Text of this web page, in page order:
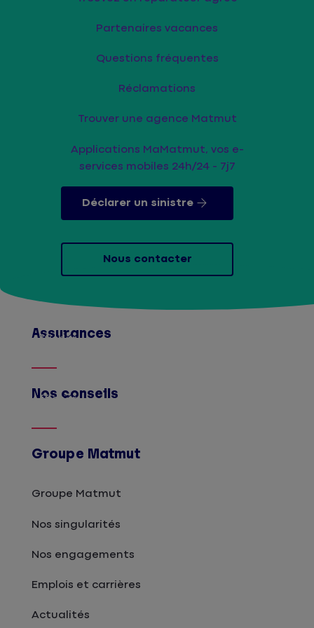
Partenaires vacances
Questions fréquentes
Réclamations
Trouver une agence Matmut
Applications MaMatmut, vos e-
services mobiles 24h/24 - 7j7
Déclarer un sinistre
Nous contacter
Assurances
Afficher
Nos conseils
Afficher
Groupe Matmut
Groupe Matmut
Nos singularités
Nos engagements
Emplois et carrières
Actualités